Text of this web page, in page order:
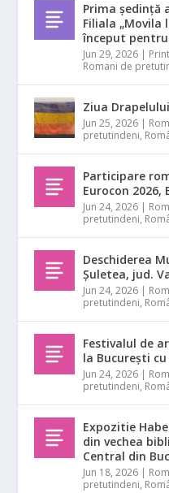
Prima ședință
Filiala „Movila
început
Jun 29, 2026 |
Romani de
Ziua
Jun 25, 2026 |
pretutindeni,
Participare
Eurocon 2026,
Jun 24, 2026 |
pretutindeni,
Deschiderea
Șuletea, jud.
Jun 24, 2026 |
pretutindeni,
Festivalul de
la București
Jun 24, 2026 |
pretutindeni,
Expozitie
din vechea
Central din
Jun 18, 2026 |
pretutindeni,